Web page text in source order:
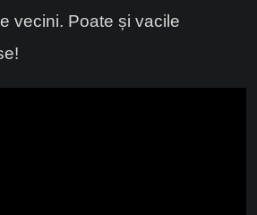
vecini. Poate și vacile